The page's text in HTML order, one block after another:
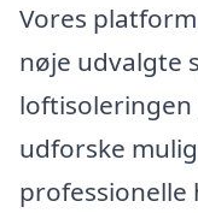
Vores
nøje udvalgte
loftisoleringen
udforske